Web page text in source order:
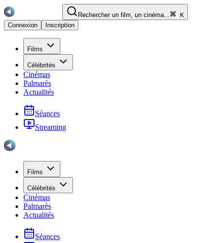
Rechercher un film, un cinéma...
K
Connexion
Inscription
Films
Célébrités
Cinémas
Palmarès
Actualités
Séances
Streaming
Films
Célébrités
Cinémas
Palmarès
Actualités
Séances